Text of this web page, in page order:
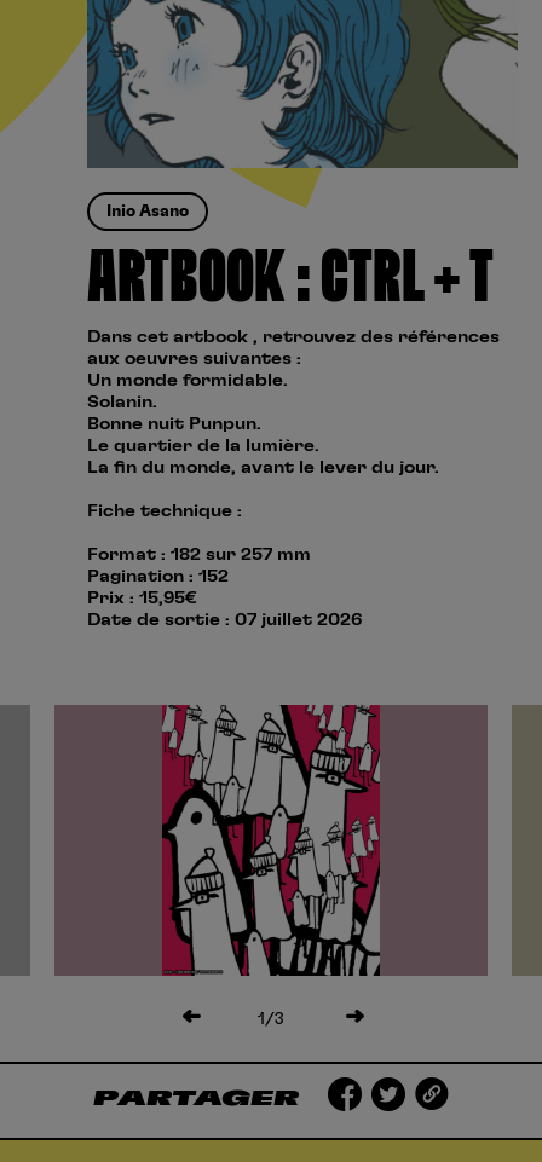
Inio Asano
ARTBOOK : CTRL + T
Dans cet artbook , retrouvez des références
aux oeuvres suivantes :
Un monde formidable.
Solanin.
Bonne nuit Punpun.
Le quartier de la lumière.
La fin du monde, avant le lever du jour.
Fiche technique :
Format : 182 sur 257 mm
Pagination : 152
Prix : 15,95€
Date de sortie : 07 juillet 2026
1 /3
PARTAGER